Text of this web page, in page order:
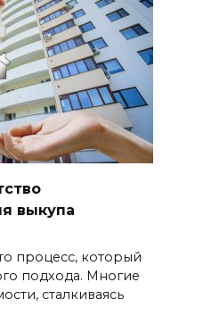
выкупа
процесс, который
подхода. Многие
сталкиваясь